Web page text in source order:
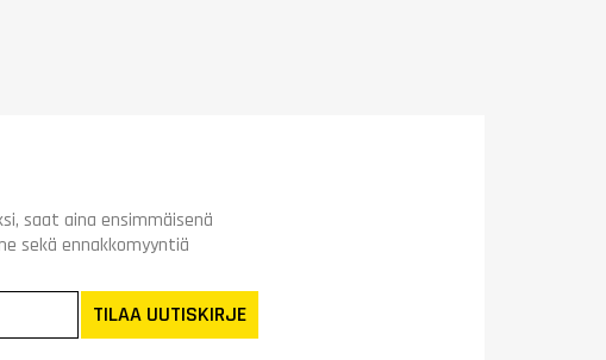
saat aina ensimmäisenä
sekä ennakkomyyntiä
TILAA UUTISKIRJE